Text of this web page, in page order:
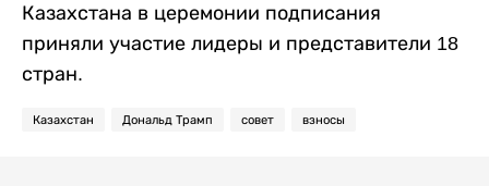
Казахстана в церемонии подписания
приняли участие лидеры и представители 18
стран.
Казахстан Дональд Трамп совет взносы